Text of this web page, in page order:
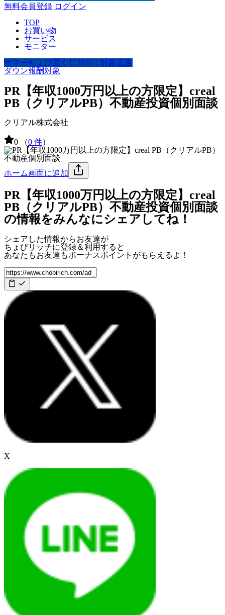
無料会員登録 ログイン
TOP
お買い物
サービス
モニター
サマーちょび宝くじ2026：対象広告
ダウン報酬対象
PR【年収1000万円以上の方限定】creal
PB（クリアルPB）不動産投資個別面談
クリアル株式会社
0 （0 件）
ホーム画面に追加
PR【年収1000万円以上の方限定】creal
PB（クリアルPB）不動産投資個別面談
の情報をみんなにシェアしてね！
シェアした情報からお友達が
ちょびリッチに登録＆利用すると
あなたもお友達もボーナスポイント がもらえるよ！
X